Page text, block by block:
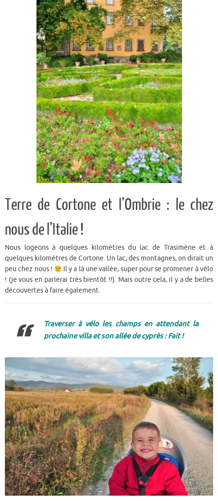
Terre de Cortone et l’Ombrie : le chez
nous de l’Italie !
Nous logeons à quelques kilomètres du lac de Trasimène et à
quelques kilomètres de Cortone. Un lac, des montagnes, on dirait un
peu chez nous !
Il y a là une vallée, super pour se promener à vélo
! (je vous en parlerai très bientôt !!). Mais outre cela, il y a de belles
découvertes à faire également.
Traverser à vélo les champs en attendant la
prochaine villa et son allée de cyprès : Fait !